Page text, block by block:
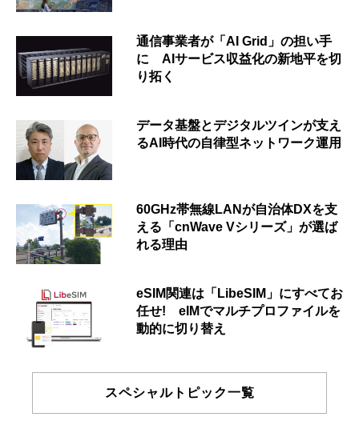
通信事業者が「AI Grid」の担い手
に AIサービス収益化の新地平を切
り拓く
データ基盤とデジタルツインが支え
るAI時代の自律型ネットワーク運用
60GHz帯無線LANが自治体DXを支
える「cnWave Vシリーズ」が選ば
れる理由
eSIM関連は「LibeSIM」にすべてお
任せ! eIMでマルチプロファイルを
動的に切り替え
スペシャルトピック一覧